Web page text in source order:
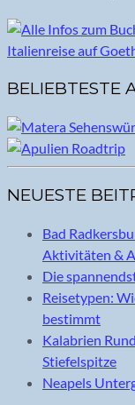
BELIEBTESTE
NEUESTE
Bad
Aktivitäten &
Die
Reisetypen:
bestimmt
Kalabrien
Stiefelspitze
Neapels